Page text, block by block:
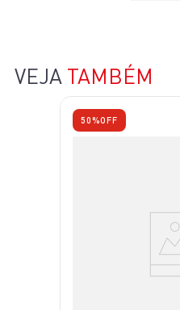
VEJA TAMBÉM
50%OFF